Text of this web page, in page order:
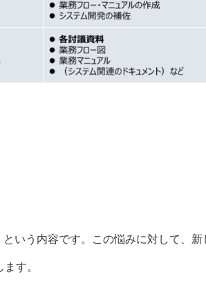
いう内容です。この悩みに対して、新
す。